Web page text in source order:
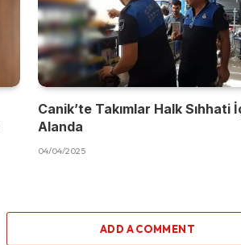
Canik’te Takımlar Halk Sıhhati
Alanda
04/04/2025
ADD A COMMENT